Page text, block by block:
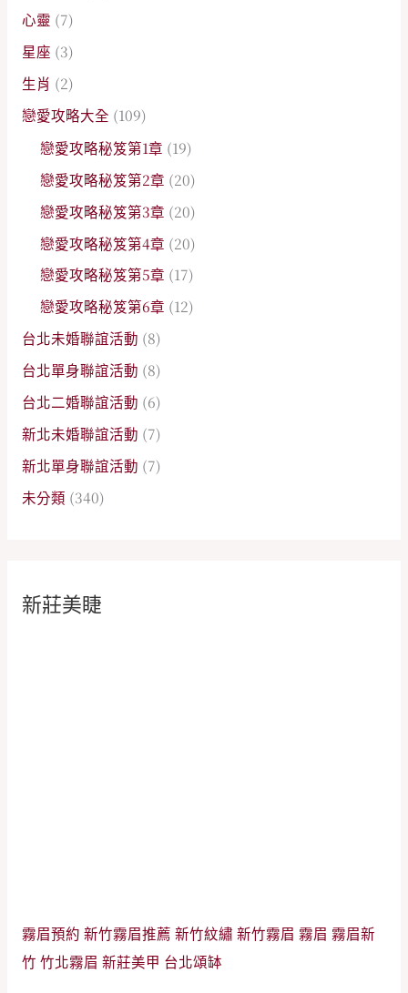
心靈 (7)
星座 (3)
生肖 (2)
戀愛攻略大全 (109)
戀愛攻略秘笈第1章 (19)
戀愛攻略秘笈第2章 (20)
戀愛攻略秘笈第3章 (20)
戀愛攻略秘笈第4章 (20)
戀愛攻略秘笈第5章 (17)
戀愛攻略秘笈第6章 (12)
台北未婚聯誼活動 (8)
台北單身聯誼活動 (8)
台北二婚聯誼活動 (6)
新北未婚聯誼活動 (7)
新北單身聯誼活動 (7)
未分類 (340)
新莊美睫
霧眉預約 新竹霧眉推薦 新竹紋繡 新竹霧眉 霧眉 霧眉新
竹 竹北霧眉 新莊美甲 台北頌缽